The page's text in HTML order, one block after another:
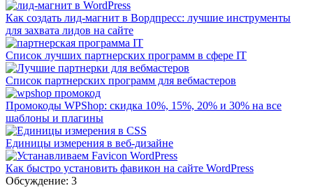
Как создать лид-магнит в Вордпресс: лучшие инструменты
для захвата лидов на сайте
Список лучших партнерских программ в сфере IT
Список партнерских программ для вебмастеров
Промокоды WPShop: скидка 10%, 15%, 20% и 30% на все
шаблоны и плагины
Единицы измерения в веб-дизайне
Как быстро установить фавикон на сайте WordPress
Обсуждение: 3